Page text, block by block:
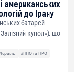
американських
до Ірану
батарей
купол»), що
#ППО та ПРО